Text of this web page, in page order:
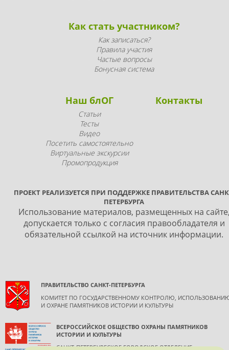
Как стать участником?
Как записаться?
Правила участия
Частые вопросы
Бонусная система
Наш блОГ
Статьи
Тесты
Видео
Посетить самостоятельно
Виртуальные экскурсии
Промопродукция
Контакты
ПРОЕКТ РЕАЛИЗУЕТСЯ ПРИ ПОДДЕРЖКЕ ПРАВИТЕЛЬСТВА
ПЕТЕРБУРГА
Использование материалов, размещенных на
допускается только с согласия правообладателя и
обязательной ссылкой на источник информации.
ПРАВИТЕЛЬСТВО САНКТ-ПЕТЕРБУРГА
КОМИТЕТ ПО ГОСУДАРСТВЕННОМУ КОНТРОЛЮ,
И ОХРАНЕ ПАМЯТНИКОВ ИСТОРИИ И КУЛЬТУРЫ
ВСЕРОССИЙСКОЕ ОБЩЕСТВО ОХРАНЫ ПАМЯТНИКОВ
ИСТОРИИ И КУЛЬТУРЫ
САНКТ-ПЕТЕРБУРГСКОЕ ГОРОДСКОЕ ОТДЕЛЕНИЕ